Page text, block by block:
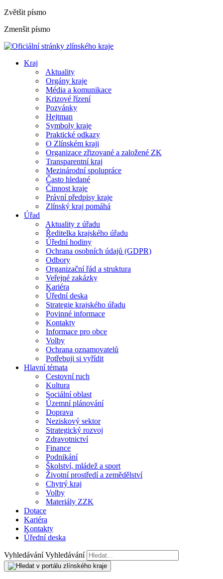
Zvětšit písmo
Zmenšit písmo
Kraj
Aktuality
Orgány kraje
Média a komunikace
Krizové řízení
Pozvánky
Hejtman
Symboly kraje
Praktické odkazy
O Zlínském kraji
Organizace zřizované a založené ZK
Transparentní kraj
Mezinárodní spolupráce
Často hledané
Činnost kraje
Právní předpisy kraje
Zlínský kraj pomáhá
Úřad
Aktuality z úřadu
Ředitelka krajského úřadu
Úřední hodiny
Ochrana osobních údajů (GDPR)
Odbory
Organizační řád a struktura
Veřejné zakázky
Kariéra
Úřední deska
Strategie krajského úřadu
Povinné informace
Kontakty
Informace pro obce
Volby
Ochrana oznamovatelů
Potřebuji si vyřídit
Hlavní témata
Cestovní ruch
Kultura
Sociální oblast
Územní plánování
Doprava
Neziskový sektor
Strategický rozvoj
Zdravotnictví
Finance
Podnikání
Školství, mládež a sport
Životní prostředí a zemědělství
Chytrý kraj
Volby
Materiály ZZK
Dotace
Kariéra
Kontakty
Úřední deska
Vyhledávání Vyhledávání